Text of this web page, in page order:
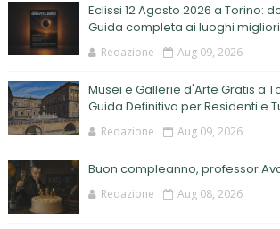
Eclissi 12 Agosto 2026 a Torino:
Guida completa ai luoghi migliori
Redazione Aug 09, 2026
Musei e Gallerie d'Arte Gratis a
Guida Definitiva per Residenti e
Redazione Aug 09, 2026
Buon compleanno, professor
Redazione Aug 08, 2026